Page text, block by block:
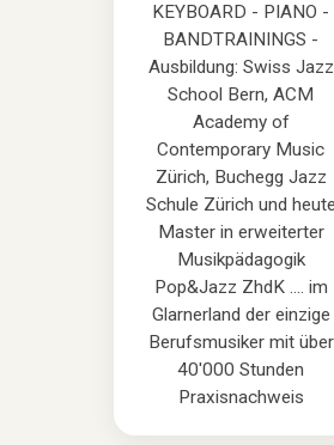
KEYBOARD - PIANO -
BANDTRAININGS -
Ausbildung: Swiss Jazz
School Bern, ACM
Academy of
Contemporary Music
Zürich, Buchegg Jazz
Schule Zürich und heute
Master in erweiterter
Musikpädagogik
Pop&Jazz ZhdK .... im
Glarnerland der einzige
Berufsmusiker mit über
40'000 Stunden
Praxisnachweis